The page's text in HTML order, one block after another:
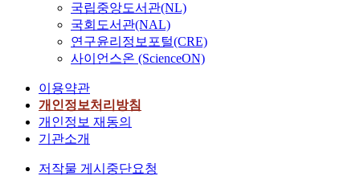
국립중앙도서관(NL)
국회도서관(NAL)
연구윤리정보포털(CRE)
사이언스온 (ScienceON)
이용약관
개인정보처리방침
개인정보 재동의
기관소개
저작물 게시중단요청